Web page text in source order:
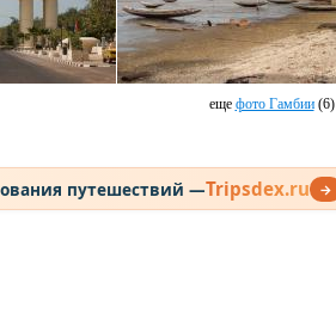
еще фото Гамбии(6)
путешествий —Tripsdex.ru →